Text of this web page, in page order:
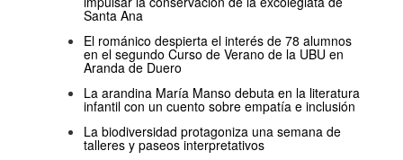
Santa Ana
El románico despierta el interés de 78 alumnos
en el segundo Curso de Verano de la UBU en
Aranda de Duero
La arandina María Manso debuta en la literatura
infantil con un cuento sobre empatía e inclusión
La biodiversidad protagoniza una semana de
talleres y paseos interpretativos